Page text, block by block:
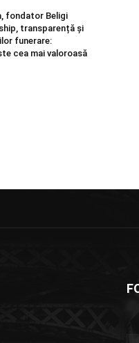
fondator Beligi
transparență și
funerare:
cea mai valoroasă